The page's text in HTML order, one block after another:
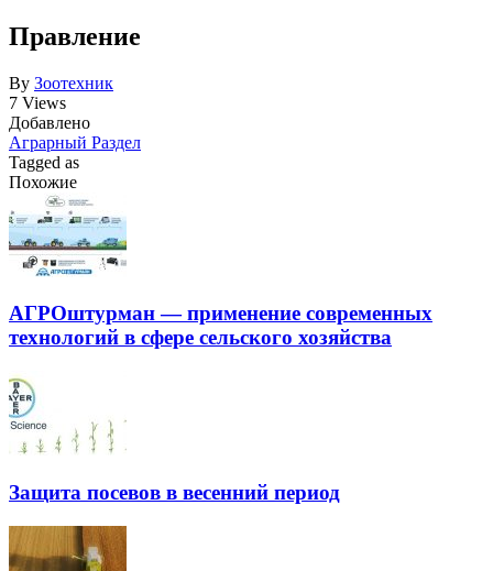
Правление
By Зоотехник
7 Views
Добавлено
Аграрный Раздел
Tagged as
Похожие
АГРОштурман — применение современных
технологий в сфере сельского хозяйства
Защита посевов в весенний период